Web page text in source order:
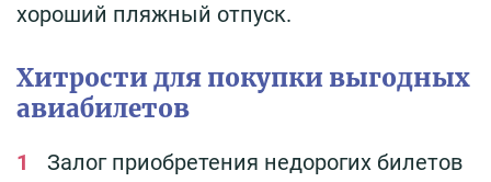
хороший пляжный отпуск.
Хитрости для покупки выгодных
авиабилетов
Залог приобретения недорогих билетов